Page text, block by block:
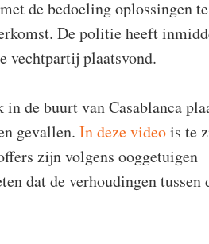
de bedoeling oplossingen te
De politie heeft
vechtpartij plaatsvond.
de buurt van Casablanca
gevallen. In deze videois te
zijn volgens ooggetuigen
dat de verhoudingen tussen